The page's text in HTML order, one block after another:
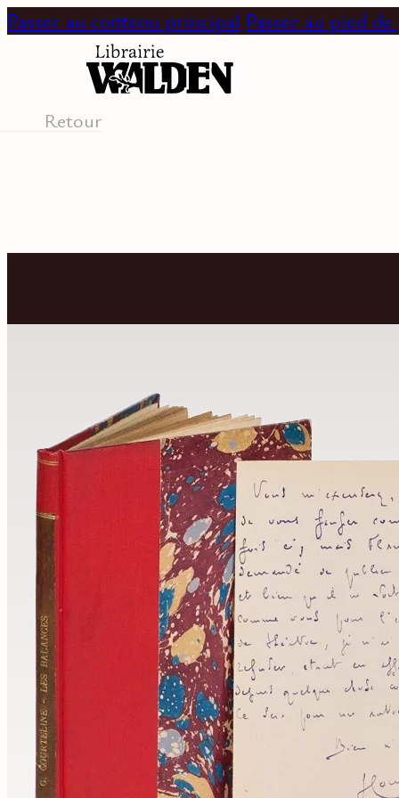
Passer au contenu principal Passer au pied de
Retour